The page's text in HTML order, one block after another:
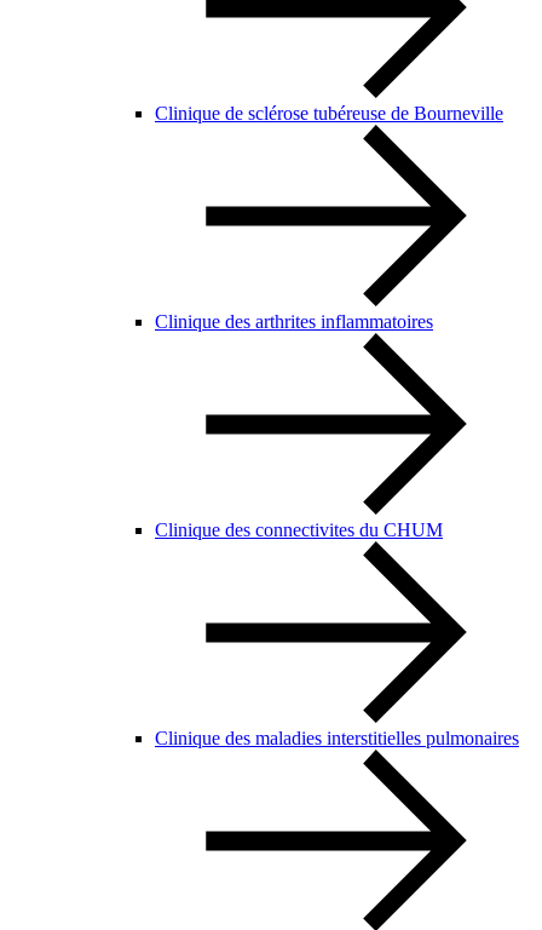
Clinique de sclérose tubéreuse de Bourneville
Clinique des arthrites inflammatoires
Clinique des connectivites du CHUM
Clinique des maladies interstitielles pulmonaires